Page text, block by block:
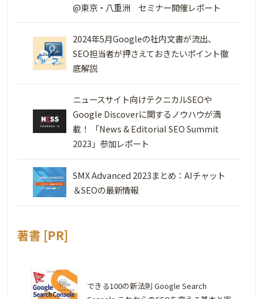
@東京・八重洲 セミナー開催レポート
2024年5月Googleの社内文書が流出、
SEO担当者が押さえておきたいポイント徹
底解説
ニュースサイト向けテクニカルSEOや
Google Discoverに関するノウハウが満
載！ 「News & Editorial SEO Summit
2023」参加レポート
SMX Advanced 2023まとめ：AIチャット
＆SEOの最新情報
著書 [PR]
できる100の新法則 Google Search